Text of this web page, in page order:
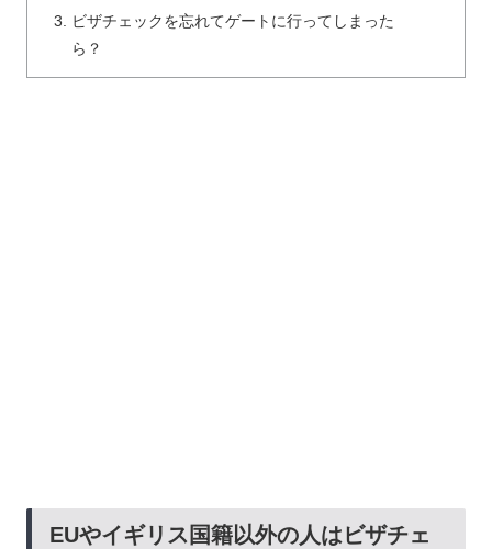
ビザチェックを忘れてゲートに行ってしまった
ら？
EUやイギリス国籍以外の人はビザチェ